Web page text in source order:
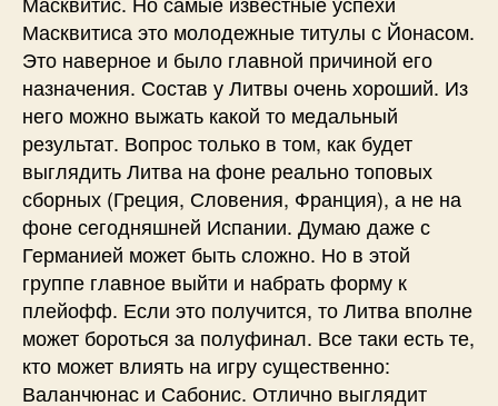
Масквитиса это молодежные титулы с Йонасом.
Это наверное и было главной причиной его
назначения. Состав у Литвы очень хороший. Из
него можно выжать какой то медальный
результат. Вопрос только в том, как будет
выглядить Литва на фоне реально топовых
сборных (Греция, Словения, Франция), а не на
фоне сегодняшней Испании. Думаю даже с
Германией может быть сложно. Но в этой
группе главное выйти и набрать форму к
плейофф. Если это получится, то Литва вполне
может бороться за полуфинал. Все таки есть те,
кто может влиять на игру существенно:
Валанчюнас и Сабонис. Отлично выглядит